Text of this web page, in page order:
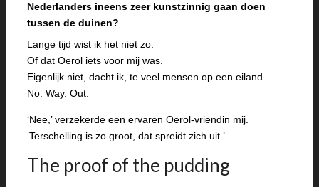
Nederlanders ineens zeer kunstzinnig gaan doen
tussen de duinen?
Lange tijd wist ik het niet zo.
Of dat Oerol iets voor mij was.
Eigenlijk niet, dacht ik, te veel mensen op een eiland.
No. Way. Out.
‘Nee,’ verzekerde een ervaren Oerol-vriendin mij.
‘Terschelling is zo groot, dat spreidt zich uit.’
The proof of the pudding